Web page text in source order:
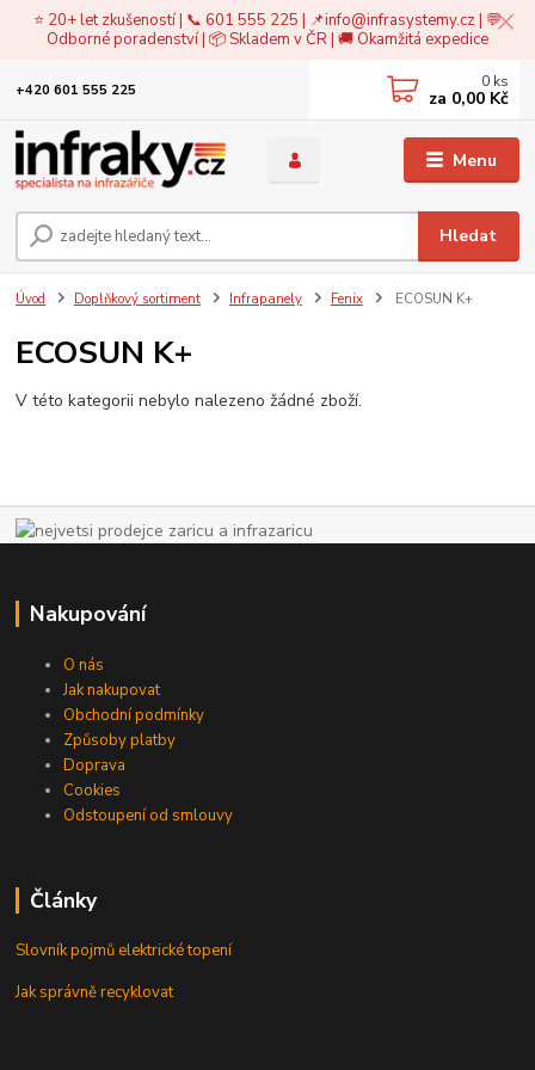
⭐ 20+ let zkušeností | 📞 601 555 225 | 📌info@infrasystemy.cz| 💬
Odborné poradenství | 📦 Skladem v ČR | 🚚 Okamžitá expedice
Menu
Hledat
+420 601 555 225 0 ks
za 0,00 Kč
Úvod Doplňkový sortiment Infrapanely Fenix ECOSUN K+
ECOSUN K+
V této kategorii nebylo nalezeno žádné zboží.
Nakupování
O nás
Jak nakupovat
Obchodní podmínky
Způsoby platby
Doprava
Cookies
Odstoupení od smlouvy
Články
Slovník pojmů elektrické topení
Jak správně recyklovat